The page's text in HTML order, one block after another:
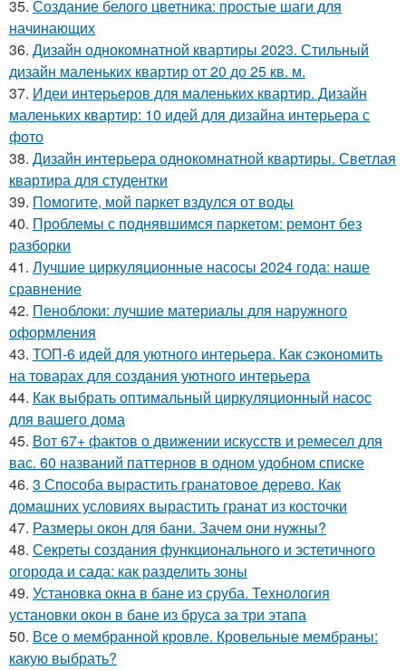
35. Создание белого цветника: простые шаги для
начинающих
36. Дизайн однокомнатной квартиры 2023. Стильный
дизайн маленьких квартир от 20 до 25 кв. м.
37. Идеи интерьеров для маленьких квартир. Дизайн
маленьких квартир: 10 идей для дизайна интерьера с
фото
38. Дизайн интерьера однокомнатной квартиры. Светлая
квартира для студентки
39. Помогите, мой паркет вздулся от воды
40. Проблемы с поднявшимся паркетом: ремонт без
разборки
41. Лучшие циркуляционные насосы 2024 года: наше
сравнение
42. Пеноблоки: лучшие материалы для наружного
оформления
43. ТОП-6 идей для уютного интерьера. Как сэкономить
на товарах для создания уютного интерьера
44. Как выбрать оптимальный циркуляционный насос
для вашего дома
45. Вот 67+ фактов о движении искусств и ремесел для
вас. 60 названий паттернов в одном удобном списке
46. 3 Способа вырастить гранатовое дерево. Как
домашних условиях вырастить гранат из косточки
47. Размеры окон для бани. Зачем они нужны?
48. Секреты создания функционального и эстетичного
огорода и сада: как разделить зоны
49. Установка окна в бане из сруба. Технология
установки окон в бане из бруса за три этапа
50. Все о мембранной кровле. Кровельные мембраны:
какую выбрать?